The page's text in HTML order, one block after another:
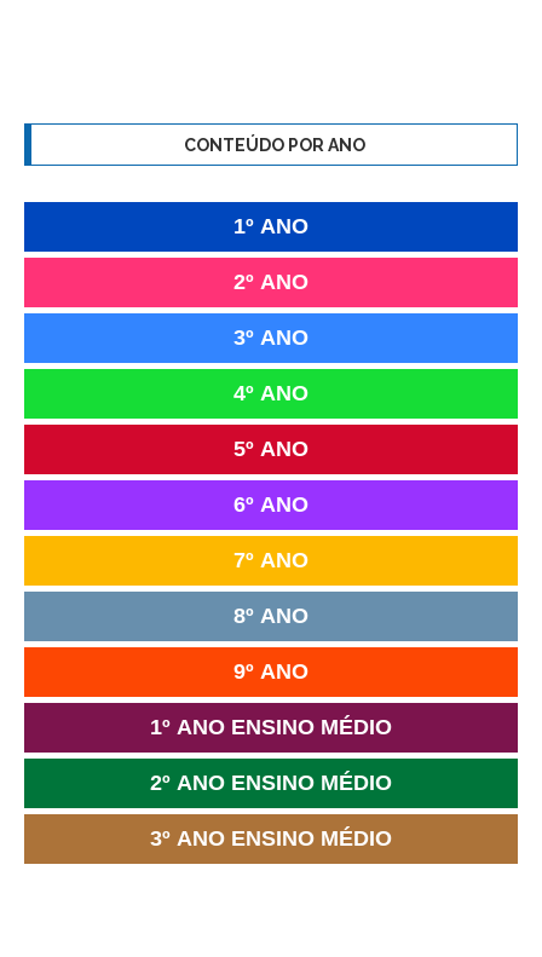
CONTEÚDO POR ANO
1º ANO
2º ANO
3º ANO
4º ANO
5º ANO
6º ANO
7º ANO
8º ANO
9º ANO
1º ANO ENSINO MÉDIO
2º ANO ENSINO MÉDIO
3º ANO ENSINO MÉDIO